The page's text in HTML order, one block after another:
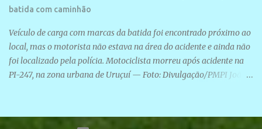
batida com caminhão
Veículo de carga com marcas da batida foi encontrado próximo ao
local, mas o motorista não estava na área do acidente e ainda não
foi localizado pela polícia. Motociclista morreu após acidente na
PI-247, na zona urbana de Uruçuí — Foto: Divulgação/PMPI João
A Polícia Militar informou que um caminhão com marcas de